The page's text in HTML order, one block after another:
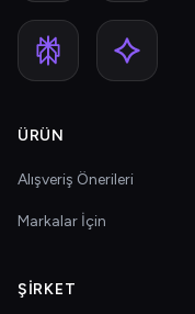
ÜRÜN
Alışveriş Önerileri
Markalar İçin
ŞIRKET